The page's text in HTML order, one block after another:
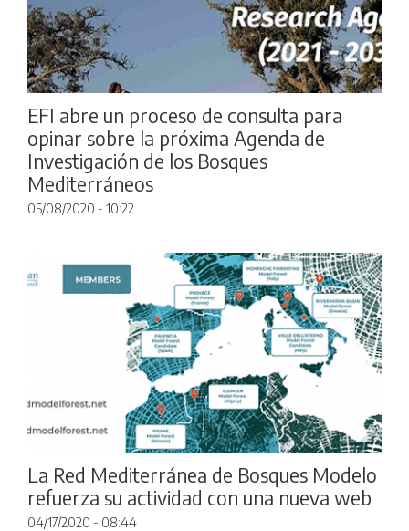
EFI abre un proceso de consulta para
opinar sobre la próxima Agenda de
Investigación de los Bosques
Mediterráneos
05/08/2020 - 10:22
La Red Mediterránea de Bosques Modelo
refuerza su actividad con una nueva web
04/17/2020 - 08:44